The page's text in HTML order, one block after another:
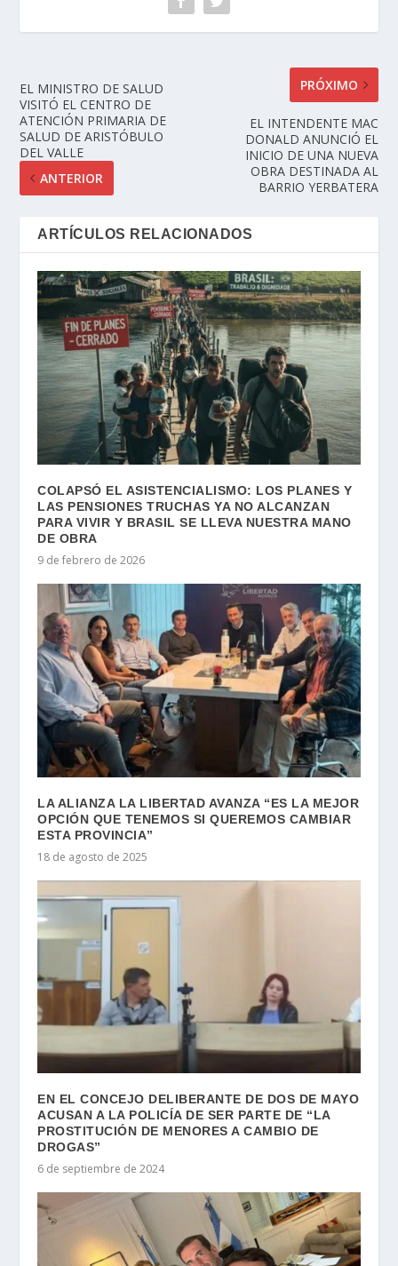
EL MINISTRO DE SALUD
VISITÓ EL CENTRO DE
ATENCIÓN PRIMARIA DE
SALUD DE ARISTÓBULO
DEL VALLE
ANTERIOR
PRÓXIMO
EL INTENDENTE MAC
DONALD ANUNCIÓ EL
INICIO DE UNA NUEVA
OBRA DESTINADA AL
BARRIO YERBATERA
ARTÍCULOS RELACIONADOS
COLAPSÓ EL ASISTENCIALISMO: LOS PLANES Y
LAS PENSIONES TRUCHAS YA NO ALCANZAN
PARA VIVIR Y BRASIL SE LLEVA NUESTRA MANO
DE OBRA
9 de febrero de 2026
LA ALIANZA LA LIBERTAD AVANZA “ES LA MEJOR
OPCIÓN QUE TENEMOS SI QUEREMOS CAMBIAR
ESTA PROVINCIA”
18 de agosto de 2025
EN EL CONCEJO DELIBERANTE DE DOS DE MAYO
ACUSAN A LA POLICÍA DE SER PARTE DE “LA
PROSTITUCIÓN DE MENORES A CAMBIO DE
DROGAS”
6 de septiembre de 2024